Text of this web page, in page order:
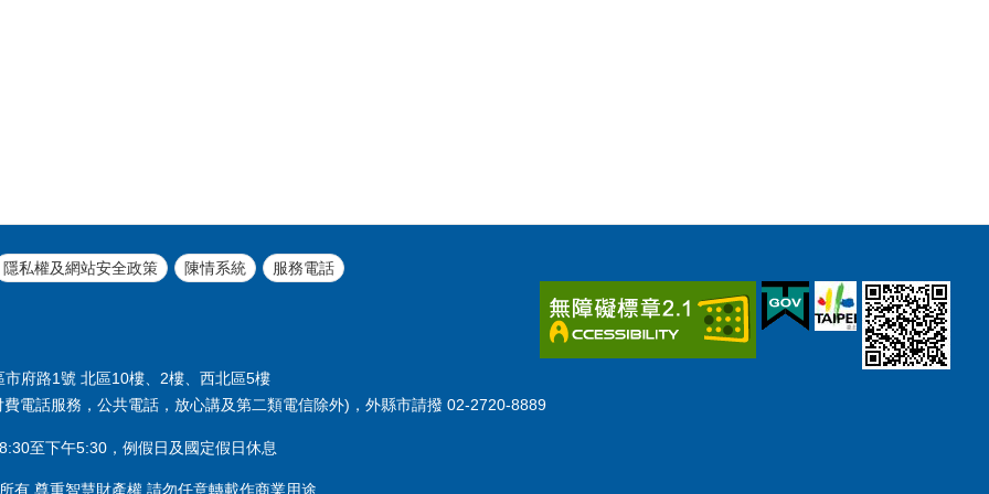
隱私權及網站安全政策 陳情系統 服務電話
府路1號 北區10樓、2樓、西北區5樓
費電話服務，公共電話，放心講及第二類電信除外)，外縣市請撥 02-2720-8889
至下午5:30，例假日及國定假日休息
有 尊重智慧財產權 請勿任意轉載作商業用途